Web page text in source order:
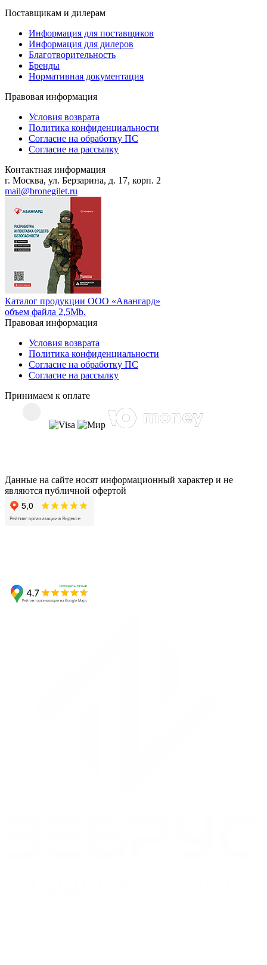
Поставщикам и дилерам
Информация для поставщиков
Информация для дилеров
Благотворительность
Бренды
Нормативная документация
Правовая информация
Условия возврата
Политика конфиденциальности
Согласие на обработку ПС
Согласие на рассылку
Контактная информация
г. Москва, ул. Берзарина, д. 17, корп. 2
mail@bronegilet.ru
Каталог продукции ООО «Авангард»
объем файла 2,5Mb.
Правовая информация
Условия возврата
Политика конфиденциальности
Согласие на обработку ПС
Согласие на рассылку
Принимаем к оплате
Данные на сайте носят информационный характер и не
являются публичной офертой